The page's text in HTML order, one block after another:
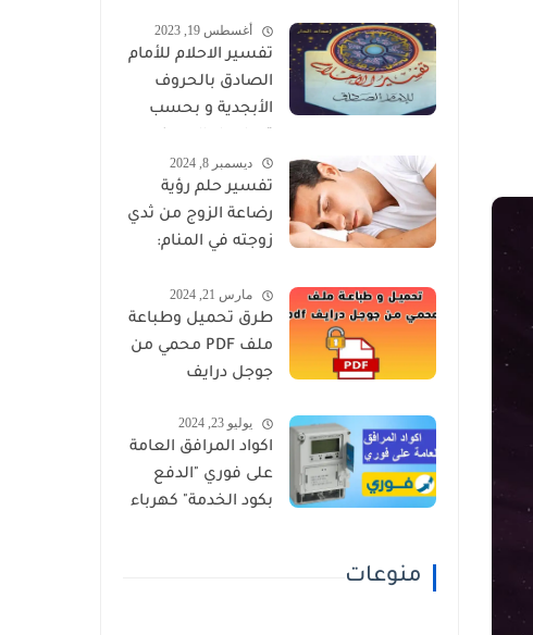
كاملة برابط واحد
أغسطس 19, 2023
تفسير الاحلام للأمام
الصادق بالحروف
الأبجدية و بحسب
ديسمبر 8, 2024
تفسير حلم رؤية
رضاعة الزوج من ثدي
زوجته في المنام:
والنفسية
مارس 21, 2024
طرق تحميل وطباعة
ملف PDF محمي من
جوجل درايف
يوليو 23, 2024
اكواد المرافق العامة
على فوري "الدفع
بكود الخدمة" كهرباء
منوعات